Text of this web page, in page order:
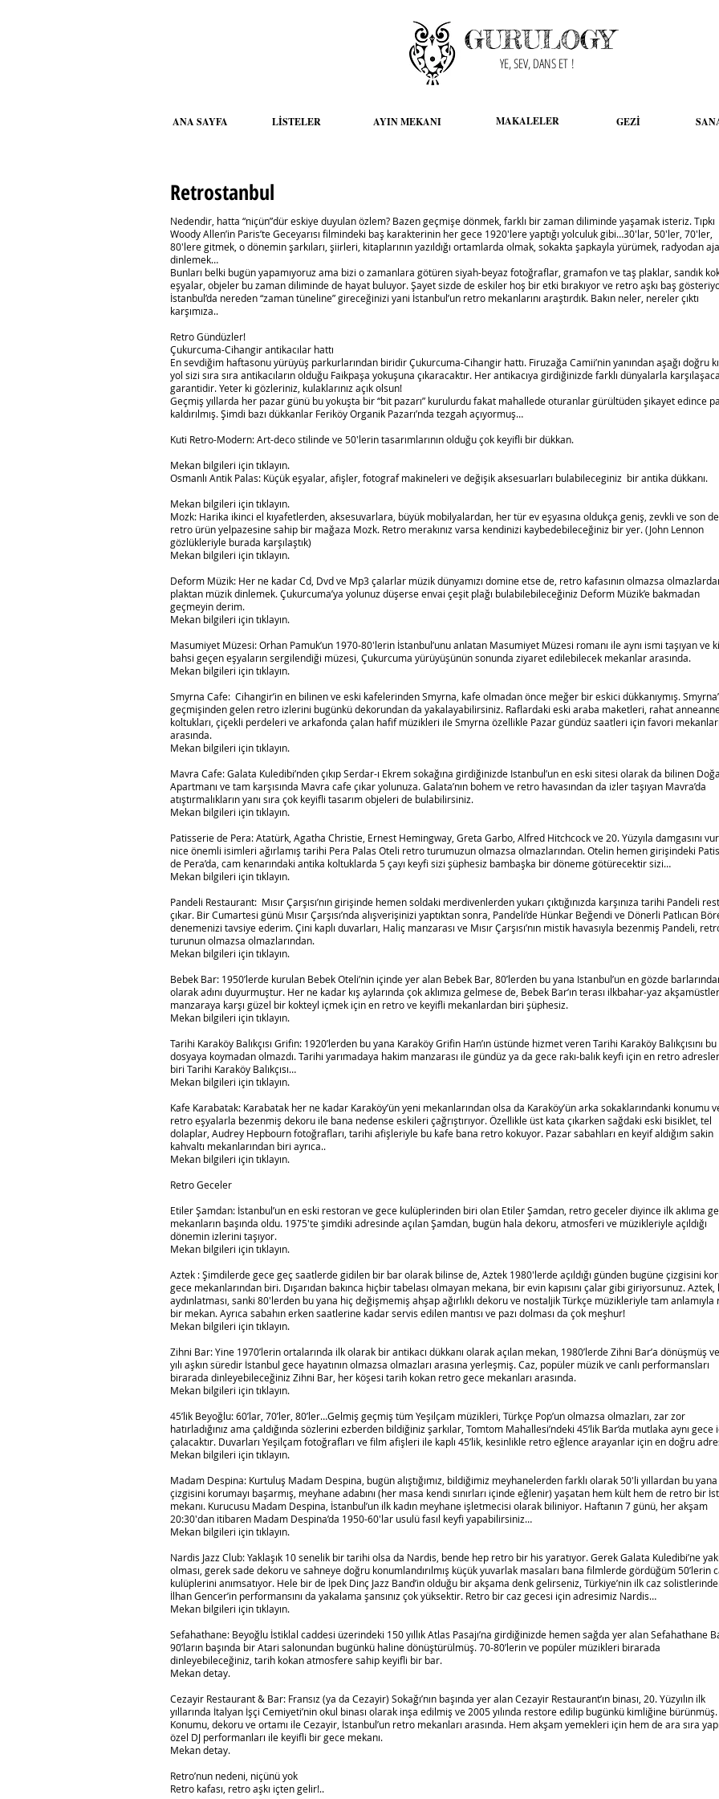
GURULOGY
YE, SEV, DANS ET !
ANA SAYFA LİSTELER AYIN MEKANI MAKALELER GEZİ
Retrostanbul
Nedendir, hatta “niçün”dür eskiye duyulan özlem? Bazen geçmişe dönmek, farklı bir zaman diliminde yaşamak isteriz. Tıpkı
Woody Allen’in Paris’te Geceyarısı filmindeki baş karakterinin her gece 1920′lere yaptığı yolculuk gibi…30′lar, 50′ler, 70′ler,
80′lere gitmek, o dönemin şarkıları, şiirleri, kitaplarının yazıldığı ortamlarda olmak, sokakta şapkayla yürümek, radyodan
dinlemek…
Bunları belki bugün yapamıyoruz ama bizi o zamanlara götüren siyah-beyaz fotoğraflar, gramafon ve taş plaklar, sandık
eşyalar, objeler bu zaman diliminde de hayat buluyor. Şayet sizde de eskiler hoş bir etki bırakıyor ve retro aşkı baş
İstanbul’da nereden “zaman tüneline” gireceğinizi yani İstanbul’un retro mekanlarını araştırdık. Bakın neler, nereler çıktı
karşımıza..
Retro Gündüzler!
Çukurcuma-Cihangir antikacılar hattı
En sevdiğim haftasonu yürüyüş parkurlarından biridir Çukurcuma-Cihangir hattı. Firuzağa Camii’nin yanından aşağı doğru
yol sizi sıra sıra antikacıların olduğu Faikpaşa yokuşuna çıkaracaktır. Her antikacıya girdiğinizde farklı dünyalarla
garantidir. Yeter ki gözleriniz, kulaklarınız açık olsun!
Geçmiş yıllarda her pazar günü bu yokuşta bir “bit pazarı” kurulurdu fakat mahallede oturanlar gürültüden şikayet edince
kaldırılmış. Şimdi bazı dükkanlar Feriköy Organik Pazarı’nda tezgah açıyormuş…
Kuti Retro-Modern: Art-deco stilinde ve 50′lerin tasarımlarının olduğu çok keyifli bir dükkan.
Mekan bilgileri için tıklayın.
Osmanlı Antik Palas: Küçük eşyalar, afişler, fotograf makineleri ve değişik aksesuarları bulabileceginiz bir antika dükkanı.
Mekan bilgileri için tıklayın.
Mozk: Harika ikinci el kıyafetlerden, aksesuvarlara, büyük mobilyalardan, her tür ev eşyasına oldukça geniş, zevkli ve son
retro ürün yelpazesine sahip bir mağaza Mozk. Retro merakınız varsa kendinizi kaybedebileceğiniz bir yer. (John Lennon
gözlükleriyle burada karşılaştık)
Mekan bilgileri için tıklayın.
Deform Müzik: Her ne kadar Cd, Dvd ve Mp3 çalarlar müzik dünyamızı domine etse de, retro kafasının olmazsa
plaktan müzik dinlemek. Çukurcuma’ya yolunuz düşerse envai çeşit plağı bulabilebileceğiniz Deform Müzik’e bakmadan
geçmeyin derim.
Mekan bilgileri için tıklayın.
Masumiyet Müzesi: Orhan Pamuk’un 1970-80′lerin İstanbul’unu anlatan Masumiyet Müzesi romanı ile aynı ismi taşıyan ve
bahsi geçen eşyaların sergilendiği müzesi, Çukurcuma yürüyüşünün sonunda ziyaret edilebilecek mekanlar arasında.
Mekan bilgileri için tıklayın.
Smyrna Cafe: Cihangir’in en bilinen ve eski kafelerinden Smyrna, kafe olmadan önce meğer bir eskici dükkanıymış.
geçmişinden gelen retro izlerini bugünkü dekorundan da yakalayabilirsiniz. Raflardaki eski araba maketleri, rahat
koltukları, çiçekli perdeleri ve arkafonda çalan hafif müzikleri ile Smyrna özellikle Pazar gündüz saatleri için favori
arasında.
Mekan bilgileri için tıklayın.
Mavra Cafe: Galata Kuledibi’nden çıkıp Serdar-ı Ekrem sokağına girdiğinizde Istanbul’un en eski sitesi olarak da bilinen
Apartmanı ve tam karşısında Mavra cafe çıkar yolunuza. Galata’nın bohem ve retro havasından da izler taşıyan Mavra’da
atıştırmalıkların yanı sıra çok keyifli tasarım objeleri de bulabilirsiniz.
Mekan bilgileri için tıklayın.
Patisserie de Pera: Atatürk, Agatha Christie, Ernest Hemingway, Greta Garbo, Alfred Hitchcock ve 20. Yüzyıla damgasını
nice önemli isimleri ağırlamış tarihi Pera Palas Oteli retro turumuzun olmazsa olmazlarından. Otelin hemen girişindeki
de Pera’da, cam kenarındaki antika koltuklarda 5 çayı keyfi sizi şüphesiz bambaşka bir döneme götürecektir sizi…
Mekan bilgileri için tıklayın.
Pandeli Restaurant: Mısır Çarşısı’nın girişinde hemen soldaki merdivenlerden yukarı çıktığınızda karşınıza tarihi Pandeli
çıkar. Bir Cumartesi günü Mısır Çarşısı’nda alışverişinizi yaptıktan sonra, Pandeli’de Hünkar Beğendi ve Dönerli Patlıcan
denemenizi tavsiye ederim. Çini kaplı duvarları, Haliç manzarası ve Mısır Çarşısı’nın mistik havasıyla bezenmiş Pandeli,
turunun olmazsa olmazlarından.
Mekan bilgileri için tıklayın.
Bebek Bar: 1950’lerde kurulan Bebek Oteli’nin içinde yer alan Bebek Bar, 80’lerden bu yana Istanbul’un en gözde
olarak adını duyurmuştur. Her ne kadar kış aylarında çok aklımıza gelmese de, Bebek Bar’ın terası ilkbahar-yaz
manzaraya karşı güzel bir kokteyl içmek için en retro ve keyifli mekanlardan biri şüphesiz.
Mekan bilgileri için tıklayın.
Tarihi Karaköy Balıkçısı Grifin: 1920’lerden bu yana Karaköy Grifin Han’ın üstünde hizmet veren Tarihi Karaköy Balıkçısını bu
dosyaya koymadan olmazdı. Tarihi yarımadaya hakim manzarası ile gündüz ya da gece rakı-balık keyfi için en retro
biri Tarihi Karaköy Balıkçısı…
Mekan bilgileri için tıklayın.
Kafe Karabatak: Karabatak her ne kadar Karaköy’ün yeni mekanlarından olsa da Karaköy’ün arka sokaklarındanki konumu
retro eşyalarla bezenmiş dekoru ile bana nedense eskileri çağrıştırıyor. Özellikle üst kata çıkarken sağdaki eski bisiklet, tel
dolaplar, Audrey Hepbourn fotoğrafları, tarihi afişleriyle bu kafe bana retro kokuyor. Pazar sabahları en keyif aldığım sakin
kahvaltı mekanlarından biri ayrıca..
Mekan bilgileri için tıklayın.
Retro Geceler
Etiler Şamdan: İstanbul’un en eski restoran ve gece kulüplerinden biri olan Etiler Şamdan, retro geceler diyince ilk aklıma
mekanların başında oldu. 1975′te şimdiki adresinde açılan Şamdan, bugün hala dekoru, atmosferi ve müzikleriyle açıldığı
dönemin izlerini taşıyor.
Mekan bilgileri için tıklayın.
Aztek : Şimdilerde gece geç saatlerde gidilen bir bar olarak bilinse de, Aztek 1980′lerde açıldığı günden bugüne çizgisini
gece mekanlarından biri. Dışarıdan bakınca hiçbir tabelası olmayan mekana, bir evin kapısını çalar gibi giriyorsunuz. Aztek,
aydınlatması, sanki 80′lerden bu yana hiç değişmemiş ahşap ağırlıklı dekoru ve nostaljik Türkçe müzikleriyle tam anlamıyla
bir mekan. Ayrıca sabahın erken saatlerine kadar servis edilen mantısı ve pazı dolması da çok meşhur!
Mekan bilgileri için tıklayın.
Zihni Bar: Yine 1970’lerin ortalarında ilk olarak bir antikacı dükkanı olarak açılan mekan, 1980’lerde Zihni Bar’a dönüşmüş
yılı aşkın süredir İstanbul gece hayatının olmazsa olmazları arasına yerleşmiş. Caz, popüler müzik ve canlı performansları
birarada dinleyebileceğiniz Zihni Bar, her köşesi tarih kokan retro gece mekanları arasında.
Mekan bilgileri için tıklayın.
45’lik Beyoğlu: 60’lar, 70’ler, 80’ler…Gelmiş geçmiş tüm Yeşilçam müzikleri, Türkçe Pop’un olmazsa olmazları, zar zor
hatırladığınız ama çaldığında sözlerini ezberden bildiğiniz şarkılar, Tomtom Mahallesi’ndeki 45’lik Bar’da mutlaka aynı gece
çalacaktır. Duvarları Yeşilçam fotoğrafları ve film afişleri ile kaplı 45’lik, kesinlikle retro eğlence arayanlar için en doğru
Mekan bilgileri için tıklayın.
Madam Despina: Kurtuluş Madam Despina, bugün alıştığımız, bildiğimiz meyhanelerden farklı olarak 50′li yıllardan bu yana
çizgisini korumayı başarmış, meyhane adabını (her masa kendi sınırları içinde eğlenir) yaşatan hem kült hem de retro bir
mekanı. Kurucusu Madam Despina, İstanbul’un ilk kadın meyhane işletmecisi olarak biliniyor. Haftanın 7 günü, her akşam
20:30′dan itibaren Madam Despina’da 1950-60′lar usulü fasıl keyfi yapabilirsiniz…
Mekan bilgileri için tıklayın.
Nardis Jazz Club: Yaklaşık 10 senelik bir tarihi olsa da Nardis, bende hep retro bir his yaratıyor. Gerek Galata Kuledibi’ne
olması, gerek sade dekoru ve sahneye doğru konumlandırılmış küçük yuvarlak masaları bana filmlerde gördüğüm 50’lerin
kulüplerini anımsatıyor. Hele bir de İpek Dinç Jazz Band’in olduğu bir akşama denk gelirseniz, Türkiye’nin ilk caz
İlhan Gencer’in performansını da yakalama şansınız çok yüksektir. Retro bir caz gecesi için adresimiz Nardis…
Mekan bilgileri için tıklayın.
Sefahathane: Beyoğlu İstiklal caddesi üzerindeki 150 yıllık Atlas Pasajı’na girdiğinizde hemen sağda yer alan Sefahathane
90’ların başında bir Atari salonundan bugünkü haline dönüştürülmüş. 70-80’lerin ve popüler müzikleri birarada
dinleyebileceğiniz, tarih kokan atmosfere sahip keyifli bir bar.
Mekan detay.
Cezayir Restaurant & Bar: Fransız (ya da Cezayir) Sokağı’nın başında yer alan Cezayir Restaurant’ın binası, 20. Yüzyılın ilk
yıllarında İtalyan İşçi Cemiyeti’nin okul binası olarak inşa edilmiş ve 2005 yılında restore edilip bugünkü kimliğine bürünmüş.
Konumu, dekoru ve ortamı ile Cezayir, İstanbul’un retro mekanları arasında. Hem akşam yemekleri için hem de ara sıra
özel DJ performanları ile keyifli bir gece mekanı.
Mekan detay.
Retro’nun nedeni, niçünü yok
Retro kafası, retro aşkı içten gelir!..